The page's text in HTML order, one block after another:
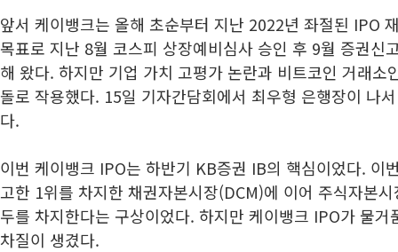
앞서 케이뱅크는 올해 초순부터 지난 2022년 좌절된 IPO
목표로 지난 8월 코스피 상장예비심사 승인 후 9월 증권신
해 왔다. 하지만 기업 가치 고평가 논란과 비트코인 거래소
돌로 작용했다. 15일 기자간담회에서 최우형 은행장이 나
다.
이번 케이뱅크 IPO는 하반기 KB증권 IB의 핵심이었다. 이
고한 1위를 차지한 채권자본시장(DCM)에 이어 주식자본
두를 차지한다는 구상이었다. 하지만 케이뱅크 IPO가 물
차질이 생겼다.